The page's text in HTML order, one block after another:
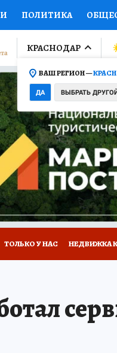
ПОЛИТИКА
ОТКРЫВАЕМ МИР
ПРОМОКОДЫ
КОЛЛЕКЦИИ
САЙТЕ
КРАСНОДАР
ВАШ РЕГИОН —
ДА ВЫБРАТЬ
ТОЛЬКО У НАС НЕДВИЖКА